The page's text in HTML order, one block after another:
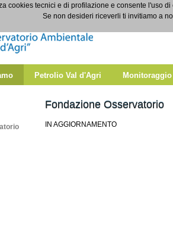
Petrolio Val d'Agri Monitoraggio
Fondazione Osservatorio
IN AGGIORNAMENTO
cookies tecnici e di profilazione e consente l'uso
Se non desideri riceverli ti invitiamo a